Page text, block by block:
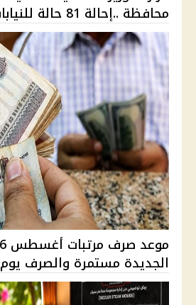
محافظة ..إحالة 81 حالة للنيابات...
الجديدة مستمرة والصرف يوم 23 والح...